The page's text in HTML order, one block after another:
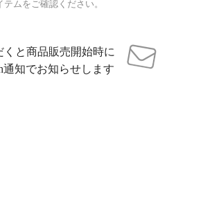
ムをご確認ください。
くと商品販売開始時に
通知でお知らせします